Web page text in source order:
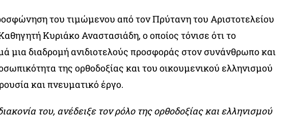
του τιμώμενου από τον Πρύτανη του Αριστοτελείου
Κυριάκο Αναστασιάδη, ο οποίος τόνισε ότι το
μια διαδρομή ανιδιοτελούς προσφοράς στον συνάνθρωπο και
της ορθοδοξίας και του οικουμενικού ελληνισμού
και πνευματικό έργο.
του, ανέδειξε τον ρόλο της ορθοδοξίας και ελληνισμού